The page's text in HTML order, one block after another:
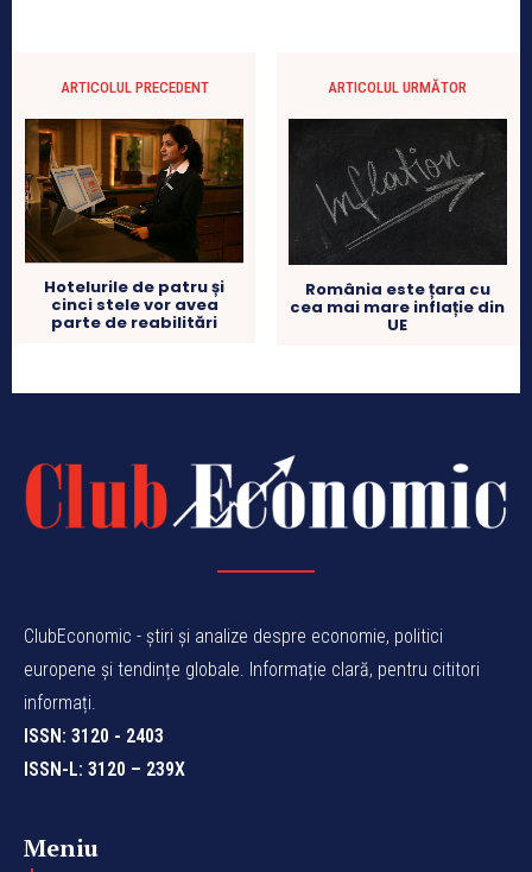
ARTICOLUL PRECEDENT
Hotelurile de patru și
cinci stele vor avea
parte de reabilitări
ARTICOLUL URMĂTOR
România este țara cu
cea mai mare inflație din
UE
ClubEconomic - știri și analize despre economie, politici
europene și tendințe globale. Informație clară, pentru cititori
informați.
ISSN: 3120 - 2403
ISSN-L: 3120 – 239X
Meniu